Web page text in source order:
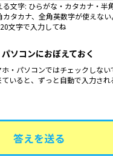
文字: ひらがな・カタカナ・半
タカナ、全角英数字が使えない
文字で入力してね
ソコンにおぼえておく
・パソコンではチェックしない
いると、ずっと自動で入力され
答えを送る